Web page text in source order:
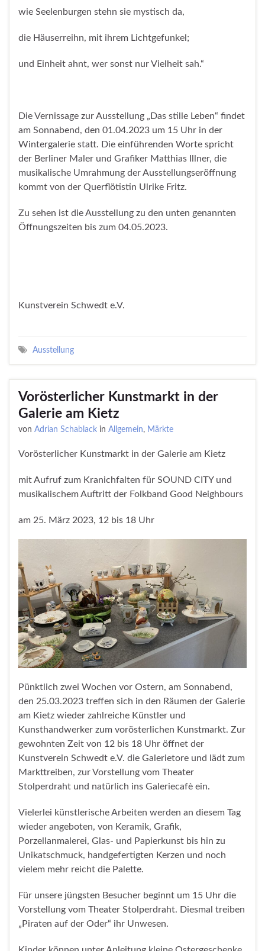
wie Seelenburgen stehn sie mystisch da,
die Häuserreihn, mit ihrem Lichtgefunkel;
und Einheit ahnt, wer sonst nur Vielheit sah.“
Die Vernissage zur Ausstellung „Das stille Leben“ findet
am Sonnabend, den 01.04.2023 um 15 Uhr in der
Wintergalerie statt. Die einführenden Worte spricht
der Berliner Maler und Grafiker Matthias Illner, die
musikalische Umrahmung der Ausstellungseröffnung
kommt von der Querflötistin Ulrike Fritz.
Zu sehen ist die Ausstellung zu den unten genannten
Öffnungszeiten bis zum 04.05.2023.
Kunstverein Schwedt e.V.
Ausstellung
Vorösterlicher Kunstmarkt in der
Galerie am Kietz
von Adrian Schablack in Allgemein, Märkte
Vorösterlicher Kunstmarkt in der Galerie am Kietz
mit Aufruf zum Kranichfalten für SOUND CITY und
musikalischem Auftritt der Folkband Good Neighbours
am 25. März 2023, 12 bis 18 Uhr
Pünktlich zwei Wochen vor Ostern, am Sonnabend,
den 25.03.2023 treffen sich in den Räumen der Galerie
am Kietz wieder zahlreiche Künstler und
Kunsthandwerker zum vorösterlichen Kunstmarkt. Zur
gewohnten Zeit von 12 bis 18 Uhr öffnet der
Kunstverein Schwedt e.V. die Galerietore und lädt zum
Markttreiben, zur Vorstellung vom Theater
Stolperdraht und natürlich ins Galeriecafè ein.
Vielerlei künstlerische Arbeiten werden an diesem Tag
wieder angeboten, von Keramik, Grafik,
Porzellanmalerei, Glas- und Papierkunst bis hin zu
Unikatschmuck, handgefertigten Kerzen und noch
vielem mehr reicht die Palette.
Für unsere jüngsten Besucher beginnt um 15 Uhr die
Vorstellung vom Theater Stolperdraht. Diesmal treiben
„Piraten auf der Oder“ ihr Unwesen.